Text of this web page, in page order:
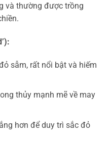
và thường được trồng
sẫm, rất nổi bật và hiếm
thủy mạnh mẽ về may
hơn để duy trì sắc đỏ